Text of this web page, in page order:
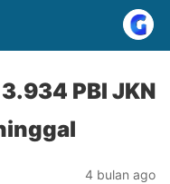
PBI JKN
4 bulan ago